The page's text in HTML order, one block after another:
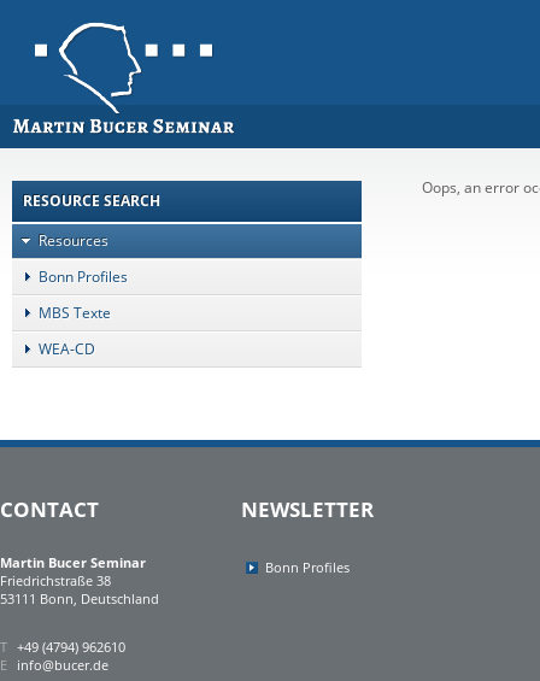
RESOURCE SEARCH
Resources
Bonn Profiles
MBS Texte
WEA-CD
Oops, an error
CONTACT
Martin Bucer Seminar
Friedrichstraße 38
53111 Bonn, Deutschland
T +49 (4794) 962610
E info@bucer.de
NEWSLETTER
Bonn Profiles